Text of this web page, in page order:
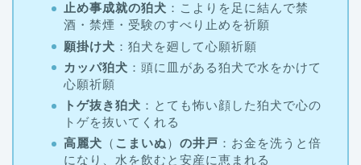
止め事成就の狛犬 ：こよりを足に結んで禁
酒・禁煙・受験のすべり止めを祈願
願掛け犬 ：狛犬を廻して心願祈願
カッパ狛犬 ：頭に皿がある狛犬で水をかけて
心願祈願
トゲ抜き狛犬 ：とても怖い顔した狛犬で心の
トゲを抜いてくれる
高麗犬 （ こまいぬ） の井戸 ：お金を洗うと倍
になり、水を飲むと安産に恵まれる